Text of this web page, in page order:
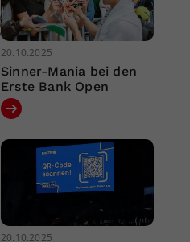
20.10.2025
Sinner-Mania bei den
Erste Bank Open
20.10.2025